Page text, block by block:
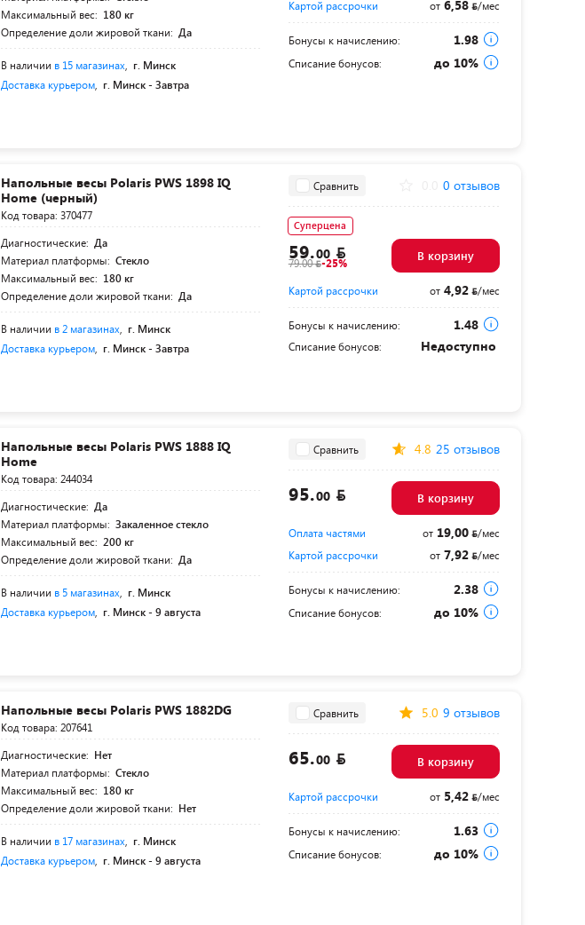
Максимальный вес: 180 кг
Определение доли жировой ткани: Да
В наличии в 15 магазинах г. Минск
Доставка курьером г. Минск -Завтра
Картой рассрочки от6,58 /мес
Бонусы к начислению: 1.98
Списание бонусов: до 10%
Напольные весы Polaris PWS 1898 IQ
Home (черный)
Код товара: 370477
Диагностические: Да
Материал платформы: Стекло
Максимальный вес: 180 кг
Определение доли жировой ткани: Да
В наличии в 2 магазинах г. Минск
Доставка курьером г. Минск -Завтра
Сравнить 0 отзывов
Суперцена
59.00
79.00 -25% В корзину
Картой рассрочки от4,92 /мес
Бонусы к начислению: 1.48
Списание бонусов: Недоступно
Напольные весы Polaris PWS 1888 IQ
Home
Код товара: 244034
Диагностические: Да
Материал платформы: Закаленное стекло
Максимальный вес: 200 кг
Определение доли жировой ткани: Да
В наличии в 5 магазинах г. Минск
Доставка курьером г. Минск -9 августа
Сравнить 4.8 25 отзывов
95.00 В корзину
Оплата частями от19,00
/мес
Картой рассрочки
от7,92 /мес
Бонусы к начислению: 2.38
Списание бонусов: до 10%
Напольные весы Polaris PWS 1882DG
Код товара: 207641
Диагностические: Нет
Материал платформы: Стекло
Максимальный вес: 180 кг
Определение доли жировой ткани: Нет
В наличии в 17 магазинах г. Минск
Доставка курьером г. Минск -9 августа
Сравнить 5.0 9 отзывов
65.00 В корзину
Картой рассрочки от5,42 /мес
Бонусы к начислению: 1.63
Списание бонусов: до 10%